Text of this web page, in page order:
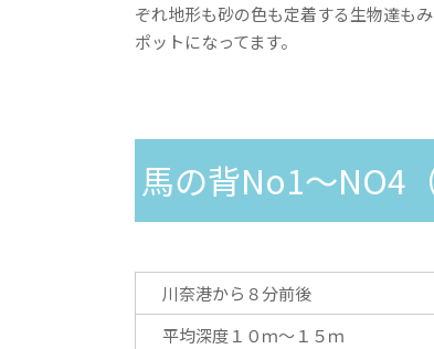
ぞれ地形も砂の色も定着する生物達も
ポットになってます。
馬の背No1～NO4
川奈港から８分前後
平均深度１０ｍ～１５ｍ